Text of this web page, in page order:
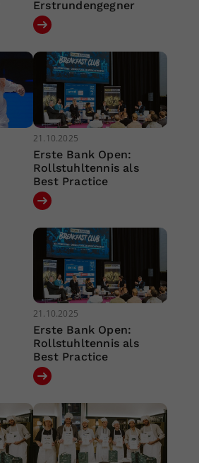
Erstrundengegner
21.10.2025
Erste Bank Open:
Rollstuhltennis als
Best Practice
21.10.2025
Erste Bank Open:
Rollstuhltennis als
Best Practice